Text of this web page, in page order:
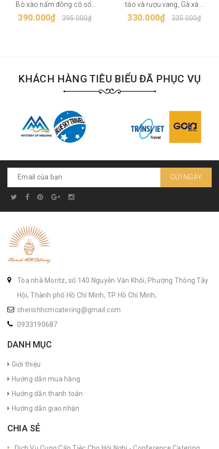
Bò xào nấm đông cô sốt
dầu hào
390.000₫ 395.000₫
táo và rượu vang, Gà xào
chua ngọt
330.000₫ 335.000₫
KHÁCH HÀNG TIÊU BIỂU ĐÃ PHỤC VỤ
GỬI NGAY
Tòa nhà Moritz, số 140 Nguyễn Văn Khối, Phường Thông Tây
Hội, Thành phố Hồ Chí Minh, TP Hồ Chí Minh,
cherishhcmcatering@gmail.com
0933190687
DANH MỤC
Giới thiệu
Hướng dẫn mua hàng
Hướng dẫn thanh toán
Hướng dẫn giao nhận
CHIA SẺ